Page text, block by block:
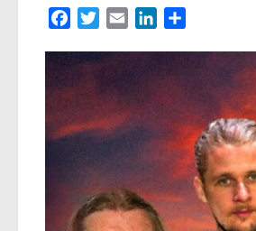
FacebookTwitterEmail LinkedIn